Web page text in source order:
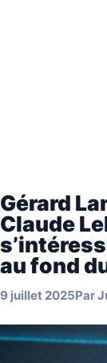
Gérard
Claude
au fond
9 juillet 2025Par